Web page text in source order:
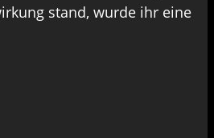
stand, wurde ihr eine